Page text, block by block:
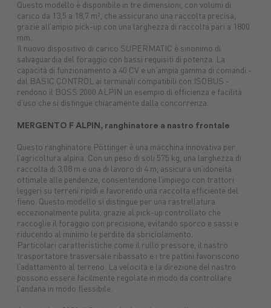
Questo modello è disponibile in tre dimensioni, con volumi di
carico da 13,5 a 18,7 m³, che assicurano una raccolta precisa,
grazie all’ampio pick-up con una larghezza di raccolta pari a 1800
mm.
Il nuovo dispositivo di carico SUPERMATIC è sinonimo di
salvaguardia del foraggio con bassi requisiti di potenza. La
capacità di funzionamento a 40 CV e un’ampia gamma di comandi -
dal BASIC CONTROL ai terminali compatibili con ISOBUS -
rendono il BOSS 2000 ALPIN un esempio di efficienza e facilità
d’uso che si distingue chiaramente dalla concorrenza.
MERGENTO F ALPIN, ranghinatore a nastro frontale
Questo ranghinatore Pöttinger è una macchina innovativa per
l’agricoltura alpina. Con un peso di soli 575 kg, una larghezza di
raccolta di 3,08 m e una di lavoro di 4 m, assicura un’idoneità
ottimale alle pendenze, consentendone l’impiego con trattori
leggeri su terreni ripidi e favorendo una raccolta efficiente del
fieno. Questo modello si distingue per una rastrellatura
eccezionalmente pulita, grazie al pick-up controllato che
raccoglie il foraggio con precisione, evitando sporco e sassi e
riducendo al minimo le perdite da sbriciolamento.
Particolari caratteristiche come il rullo pressore, il nastro
trasportatore trasversale ribassato e i tre pattini favoriscono
l’adattamento al terreno. La velocità e la direzione del nastro
possono essere facilmente regolate in modo da controllare
l’andana in modo flessibile.